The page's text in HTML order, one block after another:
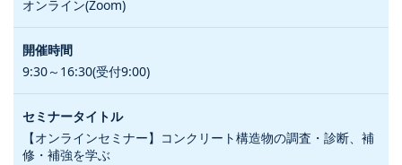
オンライン(Zoom)
9:30～16:30(受付9:00)
【オンラインセミナー】コンクリート構造物の調査・診断、補
修・補強を学ぶ